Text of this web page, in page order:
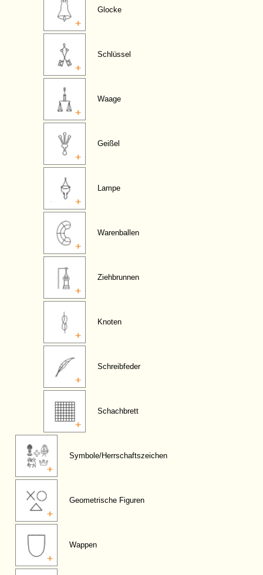
Glocke
Schlüssel
Waage
Geißel
Lampe
Warenballen
Ziehbrunnen
Knoten
Schreibfeder
Schachbrett
Symbole/Herrschaftszeichen
Geometrische Figuren
Wappen